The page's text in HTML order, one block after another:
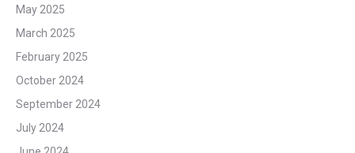
May 2025
March 2025
February 2025
October 2024
September 2024
July 2024